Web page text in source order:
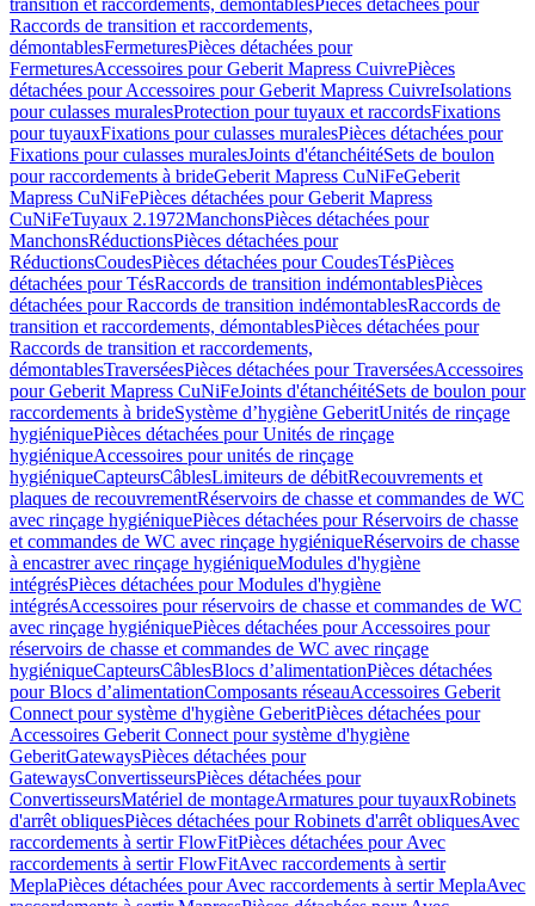
transition et raccordements, démontablesPièces détachées pour
Raccords de transition et raccordements,
démontablesFermeturesPièces détachées pour
FermeturesAccessoires pour Geberit Mapress CuivrePièces
détachées pour Accessoires pour Geberit Mapress CuivreIsolations
pour culasses muralesProtection pour tuyaux et raccordsFixations
pour tuyauxFixations pour culasses muralesPièces détachées pour
Fixations pour culasses muralesJoints d'étanchéitéSets de boulon
pour raccordements à brideGeberit Mapress CuNiFeGeberit
Mapress CuNiFePièces détachées pour Geberit Mapress
CuNiFeTuyaux 2.1972ManchonsPièces détachées pour
ManchonsRéductionsPièces détachées pour
RéductionsCoudesPièces détachées pour CoudesTésPièces
détachées pour TésRaccords de transition indémontablesPièces
détachées pour Raccords de transition indémontablesRaccords de
transition et raccordements, démontablesPièces détachées pour
Raccords de transition et raccordements,
démontablesTraverséesPièces détachées pour TraverséesAccessoires
pour Geberit Mapress CuNiFeJoints d'étanchéitéSets de boulon pour
raccordements à brideSystème d’hygiène GeberitUnités de rinçage
hygiéniquePièces détachées pour Unités de rinçage
hygiéniqueAccessoires pour unités de rinçage
hygiéniqueCapteursCâblesLimiteurs de débitRecouvrements et
plaques de recouvrementRéservoirs de chasse et commandes de WC
avec rinçage hygiéniquePièces détachées pour Réservoirs de chasse
et commandes de WC avec rinçage hygiéniqueRéservoirs de chasse
à encastrer avec rinçage hygiéniqueModules d'hygiène
intégrésPièces détachées pour Modules d'hygiène
intégrésAccessoires pour réservoirs de chasse et commandes de WC
avec rinçage hygiéniquePièces détachées pour Accessoires pour
réservoirs de chasse et commandes de WC avec rinçage
hygiéniqueCapteursCâblesBlocs d’alimentationPièces détachées
pour Blocs d’alimentationComposants réseauAccessoires Geberit
Connect pour système d'hygiène GeberitPièces détachées pour
Accessoires Geberit Connect pour système d'hygiène
GeberitGatewaysPièces détachées pour
GatewaysConvertisseursPièces détachées pour
ConvertisseursMatériel de montageArmatures pour tuyauxRobinets
d'arrêt obliquesPièces détachées pour Robinets d'arrêt obliquesAvec
raccordements à sertir FlowFitPièces détachées pour Avec
raccordements à sertir FlowFitAvec raccordements à sertir
MeplaPièces détachées pour Avec raccordements à sertir MeplaAvec